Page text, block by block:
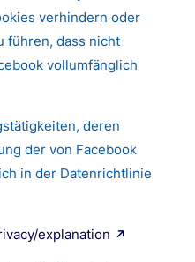
verhindern oder
führen, dass nicht
vollumfänglich
deren
der von Facebook
in der Datenrichtlinie
explanation